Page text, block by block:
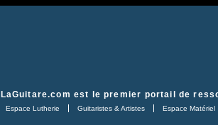
LaGuitare.com est le premier portail de
Espace Lutherie Guitaristes & Artistes Espace Matériel